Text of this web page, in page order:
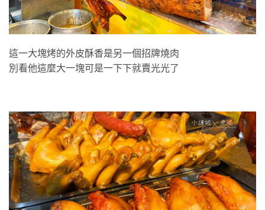
這一大塊烤的外皮酥香是另一個招牌燒肉
別看他這麼大一塊可是一下下就賣光光了